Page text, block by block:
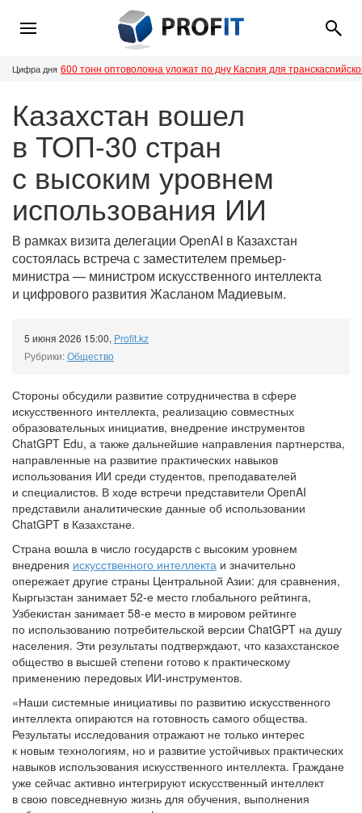
Цифра дня 600 тонн оптоволокна уложат по дну Каспия для
Казахстан вошел
в ТОП-30 стран
с высоким уровнем
использования ИИ
В рамках визита делегации OpenAI в Казахстан
состоялась встреча с заместителем премьер-
министра — министром искусственного интеллекта
и цифрового развития Жасланом Мадиевым.
5 июня 2026 15:00, Profit.kz
Рубрики:Общество
Стороны обсудили развитие сотрудничества в сфере
искусственного интеллекта, реализацию совместных
образовательных инициатив, внедрение инструментов
ChatGPT Edu, а также дальнейшие направления партнерства,
направленные на развитие практических навыков
использования ИИ среди студентов, преподавателей
и специалистов. В ходе встречи представители OpenAI
представили аналитические данные об использовании
ChatGPT в Казахстане.
Страна вошла в число государств с высоким уровнем
внедрения искусственного интеллекта и значительно
опережает другие страны Центральной Азии: для сравнения,
Кыргызстан занимает 52-е место глобального рейтинга,
Узбекистан занимает 58-е место в мировом рейтинге
по использованию потребительской версии ChatGPT на душу
населения. Эти результаты подтверждают, что казахстанское
общество в высшей степени готово к практическому
применению передовых ИИ-инструментов.
«Наши системные инициативы по развитию искусственного
интеллекта опираются на готовность самого общества.
Результаты исследования отражают не только интерес
к новым технологиям, но и развитие устойчивых практических
навыков использования искусственного интеллекта. Граждане
уже сейчас активно интегрируют искусственный интеллект
в свою повседневную жизнь для обучения, выполнения